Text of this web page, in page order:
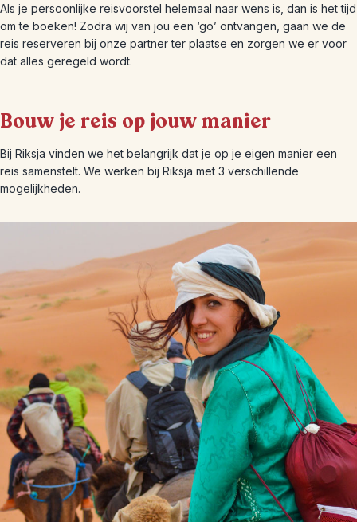
Als je persoonlijke reisvoorstel helemaal naar wens is, dan is het tijd
om te boeken! Zodra wij van jou een ‘go’ ontvangen, gaan we de
reis reserveren bij onze partner ter plaatse en zorgen we er voor
dat alles geregeld wordt.
Bouw je reis op jouw manier
Bij Riksja vinden we het belangrijk dat je op je eigen manier een
reis samenstelt. We werken bij Riksja met 3 verschillende
mogelijkheden.